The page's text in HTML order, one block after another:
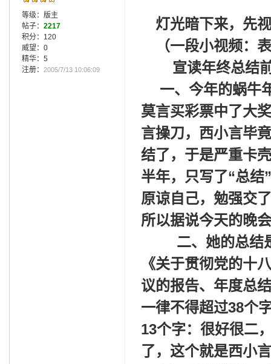
等级：版主
帖子： 2217
积分：120
威望：0
精华：5
注册： 2005/7/13 10:06:09
灯光暗下来，先
（一段小视频：
宣读年终总结
一、今年的蜗牛
莫言买彩票中了大
言操刀，西小言毕
结了，于是严重卡
半年，只写了“总结
原谅自己，勉强交
所以据说今天的晚
二、她的总结
《关于贯彻党的十
议的报告、年度总
一律不得超过38个
13个字：很好很二
了，这个就是西小